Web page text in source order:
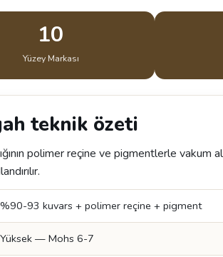
10
Yüzey Markası
teknik özeti
polimer reçine ve pigmentlerle
%90-93 kuvars + polimer reçine + pigment
Yüksek — Mohs 6-7